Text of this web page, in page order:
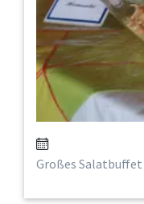
Großes Salatbuffet